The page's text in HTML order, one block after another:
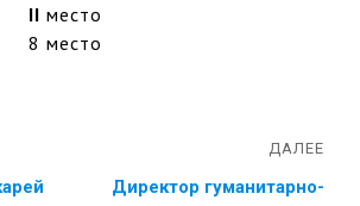
II место
8 место
ДАЛЕЕ
Директор гуманитарно-